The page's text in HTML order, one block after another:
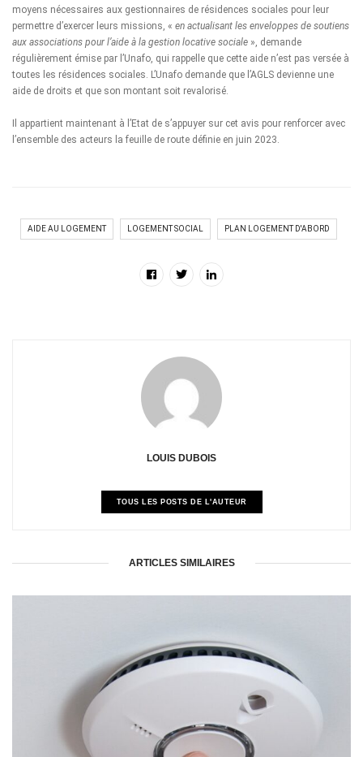
moyens nécessaires aux gestionnaires de résidences sociales pour leur
permettre d’exercer leurs missions, « en actualisant les enveloppes de soutiens
aux associations pour l’aide à la gestion locative sociale », demande
régulièrement émise par l’Unafo, qui rappelle que cette aide n’est pas versée à
toutes les résidences sociales. L’Unafo demande que l’AGLS devienne une
aide de droits et que son montant soit revalorisé.
Il appartient maintenant à l’Etat de s’appuyer sur cet avis pour renforcer avec
l’ensemble des acteurs la feuille de route définie en juin 2023.
AIDE AU LOGEMENT LOGEMENT SOCIAL PLAN LOGEMENT D'ABORD
LOUIS DUBOIS
TOUS LES POSTS DE L'AUTEUR
ARTICLES SIMILAIRES